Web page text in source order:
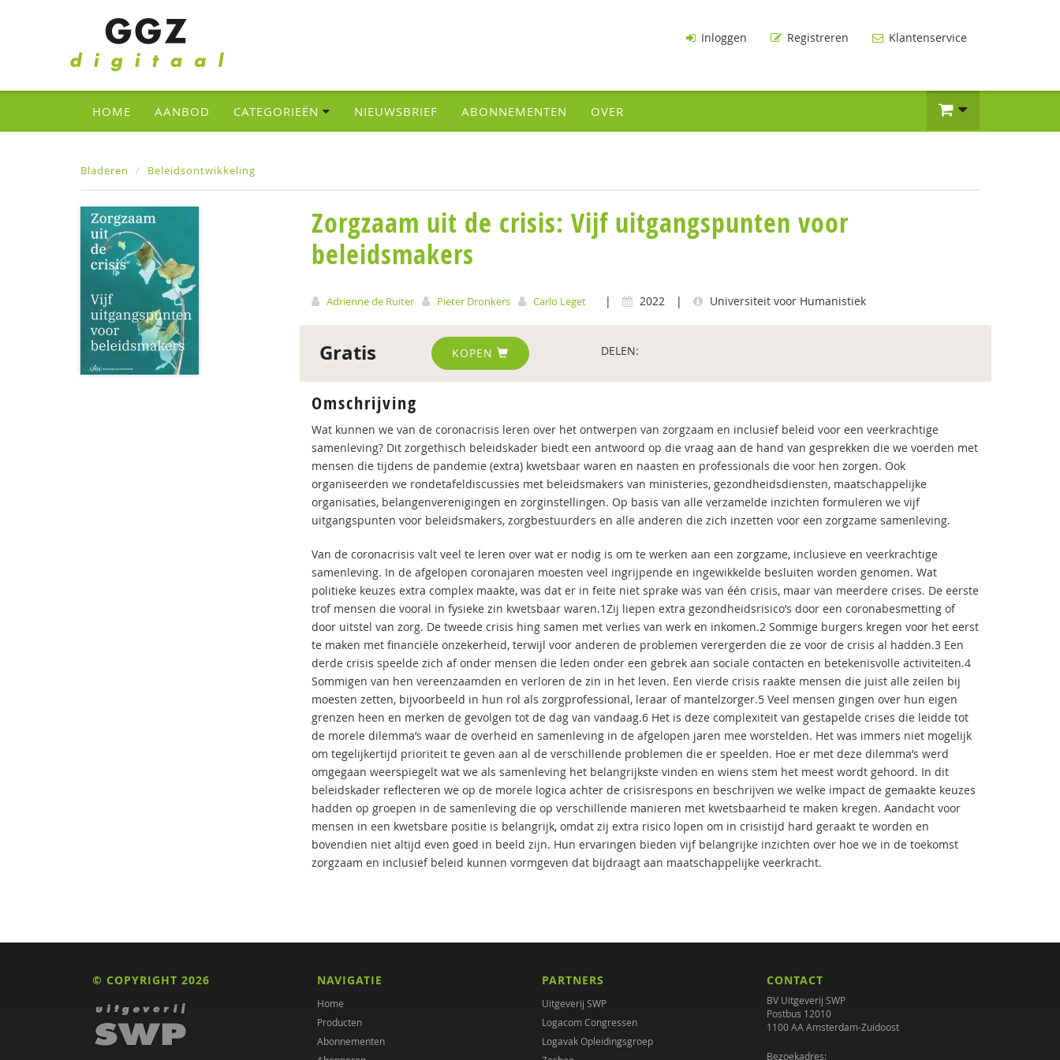
Inloggen Registreren Klantenservice
HOME AANBOD CATEGORIEËN NIEUWSBRIEF ABONNEMENTEN OVER
Bladeren Beleidsontwikkeling
Zorgzaam uit de crisis: Vijf uitgangspunten voor
beleidsmakers
Adrienne de Ruiter Pieter Dronkers Carlo Leget | 2022 | Universiteit voor Humanistiek
Gratis KOPEN DELEN:
Omschrijving
Wat kunnen we van de coronacrisis leren over het ontwerpen van zorgzaam en inclusief beleid voor een veerkrachtige
samenleving? Dit zorgethisch beleidskader biedt een antwoord op die vraag aan de hand van gesprekken die we voerden met
mensen die tijdens de pandemie (extra) kwetsbaar waren en naasten en professionals die voor hen zorgen. Ook
organiseerden we rondetafeldiscussies met beleidsmakers van ministeries, gezondheidsdiensten, maatschappelijke
organisaties, belangenverenigingen en zorginstellingen. Op basis van alle verzamelde inzichten formuleren we vijf
uitgangspunten voor beleidsmakers, zorgbestuurders en alle anderen die zich inzetten voor een zorgzame samenleving.
Van de coronacrisis valt veel te leren over wat er nodig is om te werken aan een zorgzame, inclusieve en veerkrachtige
samenleving. In de afgelopen coronajaren moesten veel ingrijpende en ingewikkelde besluiten worden genomen. Wat
politieke keuzes extra complex maakte, was dat er in feite niet sprake was van één crisis, maar van meerdere crises. De eerste
trof mensen die vooral in fysieke zin kwetsbaar waren.1Zij liepen extra gezondheidsrisico’s door een coronabesmetting of
door uitstel van zorg. De tweede crisis hing samen met verlies van werk en inkomen.2 Sommige burgers kregen voor het eerst
te maken met financiële onzekerheid, terwijl voor anderen de problemen verergerden die ze voor de crisis al hadden.3 Een
derde crisis speelde zich af onder mensen die leden onder een gebrek aan sociale contacten en betekenisvolle activiteiten.4
Sommigen van hen vereenzaamden en verloren de zin in het leven. Een vierde crisis raakte mensen die juist alle zeilen bij
moesten zetten, bijvoorbeeld in hun rol als zorgprofessional, leraar of mantelzorger.5 Veel mensen gingen over hun eigen
grenzen heen en merken de gevolgen tot de dag van vandaag.6 Het is deze complexiteit van gestapelde crises die leidde tot
de morele dilemma’s waar de overheid en samenleving in de afgelopen jaren mee worstelden. Het was immers niet mogelijk
om tegelijkertijd prioriteit te geven aan al de verschillende problemen die er speelden. Hoe er met deze dilemma’s werd
omgegaan weerspiegelt wat we als samenleving het belangrijkste vinden en wiens stem het meest wordt gehoord. In dit
beleidskader reflecteren we op de morele logica achter de crisisrespons en beschrijven we welke impact de gemaakte keuzes
hadden op groepen in de samenleving die op verschillende manieren met kwetsbaarheid te maken kregen. Aandacht voor
mensen in een kwetsbare positie is belangrijk, omdat zij extra risico lopen om in crisistijd hard geraakt te worden en
bovendien niet altijd even goed in beeld zijn. Hun ervaringen bieden vijf belangrijke inzichten over hoe we in de toekomst
zorgzaam en inclusief beleid kunnen vormgeven dat bijdraagt aan maatschappelijke veerkracht.
© COPYRIGHT 2026 NAVIGATIE
Home
Producten
Abonnementen
PARTNERS
Uitgeverij SWP
Logacom Congressen
Logavak Opleidingsgroep
CONTACT
BV Uitgeverij SWP
Postbus 12010
1100 AA Amsterdam-Zuidoost
Bezoekadres: